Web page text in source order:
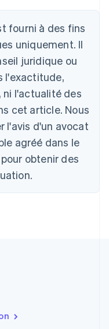
fourni à des fins
uniquement. Il
juridique ou
l'exactitude,
ni l'actualité des
cet article. Nous
l'avis d'un avocat
agréé dans le
obtenir des